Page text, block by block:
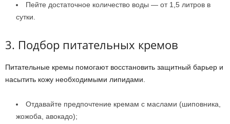
Пейте достаточное количество воды — от 1,5 литров в
сутки.
3. Подбор питательных кремов
Питательные кремы помогают восстановить защитный барьер и
насытить кожу необходимыми липидами.
Отдавайте предпочтение кремам с маслами (шиповника,
жожоба, авокадо);